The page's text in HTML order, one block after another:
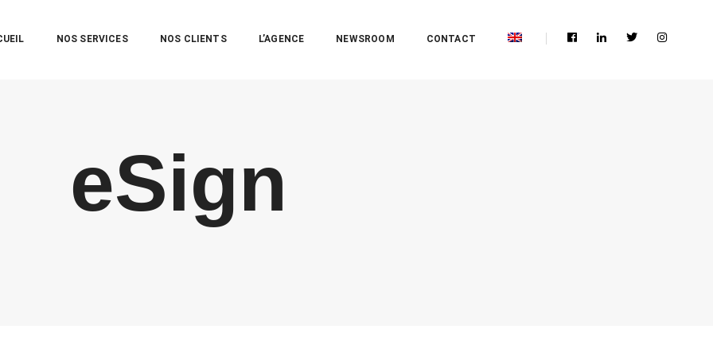
NOS SERVICES NOS CLIENTS L’AGENCE NEWSROOM CONTACT
eSign